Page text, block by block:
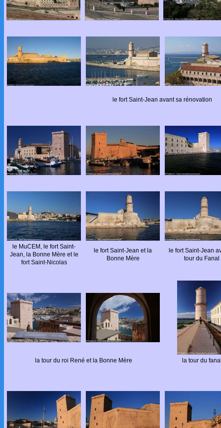
le fort Saint-Jean avant sa rénovation
le MuCEM, le fort Saint-
Jean, la Bonne Mère et le
fort Saint-Nicolas
le fort Saint-Jean et la
Bonne Mère
le fort Saint-Jean
tour du Fanal
la tour du roi René et la Bonne Mère la tour du